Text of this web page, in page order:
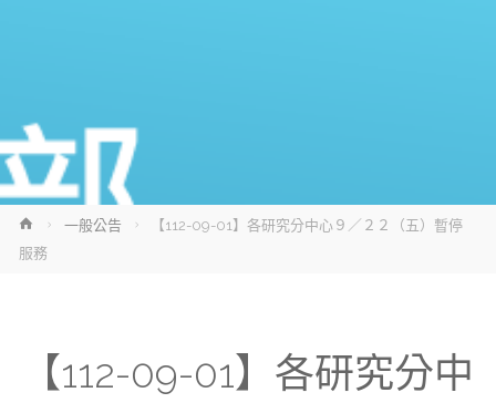
Home一般公告
【112-09-01】各研究分中心９／２２（五）暫停
服務
【112-09-01】各研究分中